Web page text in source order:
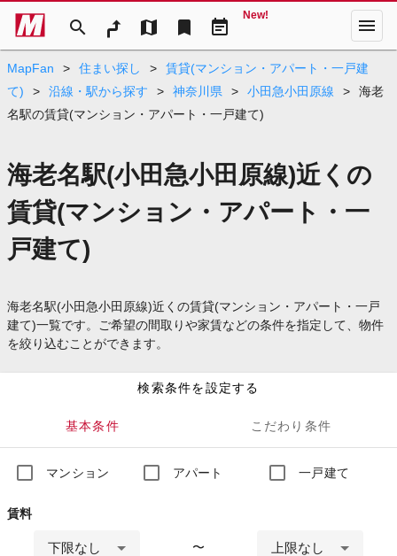
search map bookmark event_note
New! menu
MapFan > 住まい探し >
賃貸(マンション・アパート・一戸建
て)
> 沿線・駅から探す > 神奈川県 > 小田急小田原線 >
海老
名駅の賃貸(マンション・アパート・一戸建て)
海老名駅(小田急小田原線)近くの
賃貸(マンション・アパート・一
戸建て)
海老名駅(小田急小田原線)近くの賃貸(マンション・アパート・一戸
建て)一覧です。ご希望の間取りや家賃などの条件を指定して、物件
を絞り込むことができます。
検索条件を設定する
基本条件 こだわり条件
マンション アパート 一戸建て
賃料
下限なし 〜 上限なし